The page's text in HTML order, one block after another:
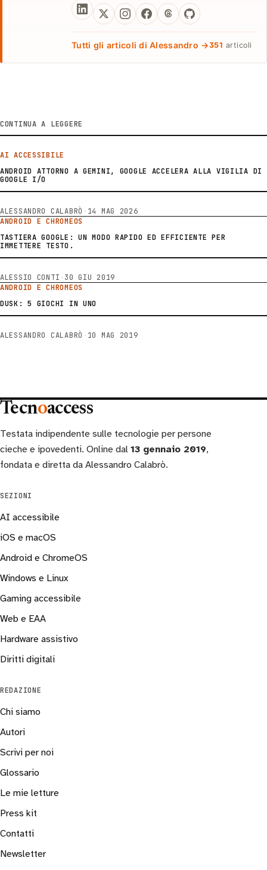
Tutti gli articoli di Alessandro →351 articoli
CONTINUA A LEGGERE
AI ACCESSIBILE
ANDROID ATTORNO A GEMINI, GOOGLE ACCELERA ALLA VIGILIA DI
GOOGLE I/O
ALESSANDRO CALABRÒ · 14 MAG 2026
ANDROID E CHROMEOS
TASTIERA GOOGLE: UN MODO RAPIDO ED EFFICIENTE PER
IMMETTERE TESTO.
ALESSIO CONTI · 30 GIU 2019
ANDROID E CHROMEOS
DUSK: 5 GIOCHI IN UNO
ALESSANDRO CALABRÒ · 10 MAG 2019
Tecnoaccess
Testata indipendente sulle tecnologie per persone
cieche e ipovedenti. Online dal 13 gennaio 2019,
fondata e diretta da Alessandro Calabrò.
SEZIONI
AI accessibile
iOS e macOS
Android e ChromeOS
Windows e Linux
Gaming accessibile
Web e EAA
Hardware assistivo
Diritti digitali
REDAZIONE
Chi siamo
Autori
Scrivi per noi
Glossario
Le mie letture
Press kit
Contatti
Newsletter